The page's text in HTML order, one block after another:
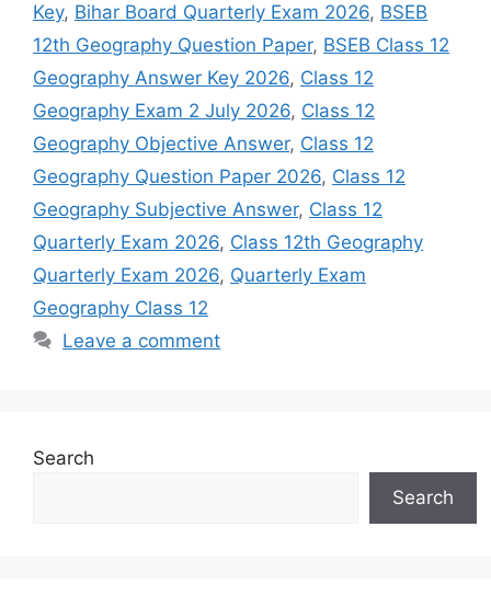
Key, Bihar Board Quarterly Exam 2026, BSEB
12th Geography Question Paper, BSEB Class 12
Geography Answer Key 2026, Class 12
Geography Exam 2 July 2026, Class 12
Geography Objective Answer, Class 12
Geography Question Paper 2026, Class 12
Geography Subjective Answer, Class 12
Quarterly Exam 2026, Class 12th Geography
Quarterly Exam 2026, Quarterly Exam
Geography Class 12
Leave a comment
Search
Search